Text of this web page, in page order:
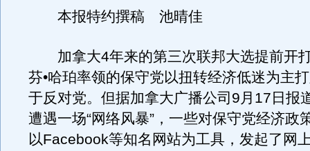
本报特约撰稿 池晴佳
加拿大4年来的第三次联邦大选提前开
芬•哈珀率领的保守党以扭转经济低迷为主
于反对党。但据加拿大广播公司9月17日报
遭遇一场“网络风暴”，一些对保守党经济政
以Facebook等知名网站为工具，发起了网